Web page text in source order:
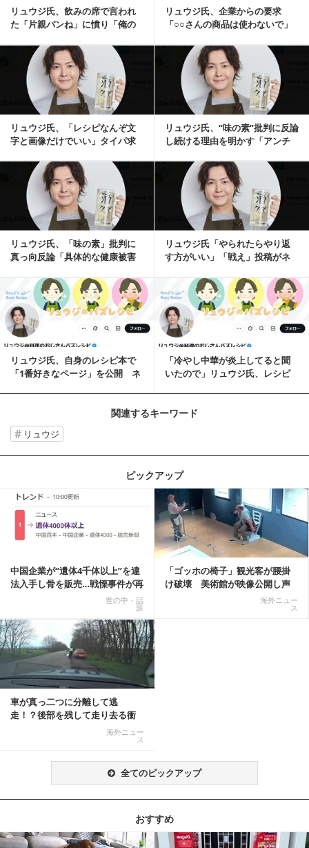
リュウジ氏、飲みの席で言われ
た「片親パンね」に憤り「俺の
リュウジ氏、企業からの要求
「○○さんの商品は使わないで」
リュウジ氏、「レシピなんぞ文
字と画像だけでいい」タイパ求
リュウジ氏、“味の素”批判に反論
し続ける理由を明かす「アンチ
記事を読む
リュウジ氏、「味の素」批判に
真っ向反論「具体的な健康被害
リュウジ氏「やられたらやり返
す方がいい」「戦え」投稿がネ
記事を読む
リュウジ氏、自身のレシピ本で
「1番好きなページ」を公開 ネ
「冷やし中華が炎上してると聞
いたので」リュウジ氏、レシピ
記事を読む
関連するキーワード
リュウジ
ピックアップ
中国企業が“遺体4千体以上”を違
法入手し骨を販売…戦慄事件が再
世の中・話
題
「ゴッホの椅子」観光客が腰掛
け破壊 美術館が映像公開し声
海外ニュー
ス
車が真っ二つに分離して逃
走！？後部を残して走り去る衝
海外ニュー
ス
全てのピックアップ
おすすめ
記事を読む